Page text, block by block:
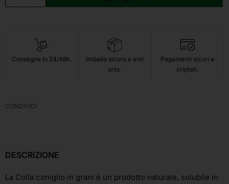
Consegne in 24/48h.
Imballo sicuro e anti
urto.
Pagamenti sicuri e
criptati.
CONDIVIDI
DESCRIZIONE
La Colla coniglio in grani è un prodotto naturale, solubile in